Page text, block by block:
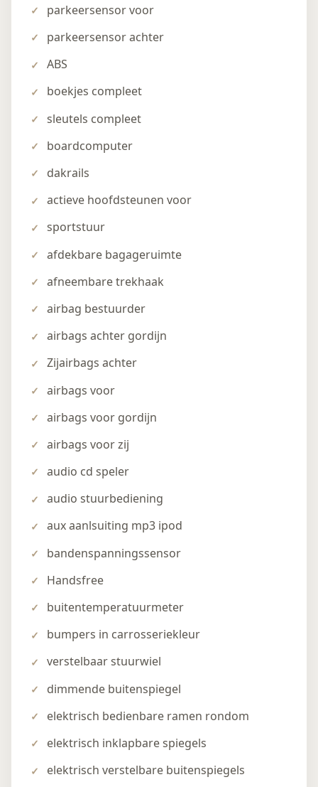
parkeersensor voor
parkeersensor achter
ABS
boekjes compleet
sleutels compleet
boardcomputer
dakrails
actieve hoofdsteunen voor
sportstuur
afdekbare bagageruimte
afneembare trekhaak
airbag bestuurder
airbags achter gordijn
Zijairbags achter
airbags voor
airbags voor gordijn
airbags voor zij
audio cd speler
audio stuurbediening
aux aanlsuiting mp3 ipod
bandenspanningssensor
Handsfree
buitentemperatuurmeter
bumpers in carrosseriekleur
verstelbaar stuurwiel
dimmende buitenspiegel
elektrisch bedienbare ramen rondom
elektrisch inklapbare spiegels
elektrisch verstelbare buitenspiegels